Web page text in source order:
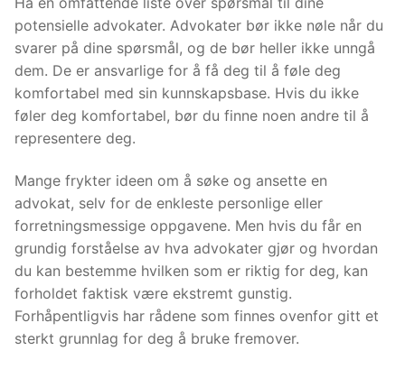
potensielle advokater. Advokater bør ikke nøle når du
svarer på dine spørsmål, og de bør heller ikke unngå
dem. De er ansvarlige for å få deg til å føle deg
komfortabel med sin kunnskapsbase. Hvis du ikke
føler deg komfortabel, bør du finne noen andre til å
representere deg.
Mange frykter ideen om å søke og ansette en
advokat, selv for de enkleste personlige eller
forretningsmessige oppgavene. Men hvis du får en
grundig forståelse av hva advokater gjør og hvordan
du kan bestemme hvilken som er riktig for deg, kan
forholdet faktisk være ekstremt gunstig.
Forhåpentligvis har rådene som finnes ovenfor gitt et
sterkt grunnlag for deg å bruke fremover.